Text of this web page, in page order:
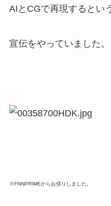
AIとCGで再現するとい
宣伝をやっていました。
※FNNPRIMEからお借りしました。